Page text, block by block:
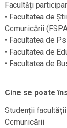
Facultăți
• Facultatea de
Comunicării
• Facultatea de
• Facultatea de
• Facultatea de
Cine se poate
Studenții
Comunicării